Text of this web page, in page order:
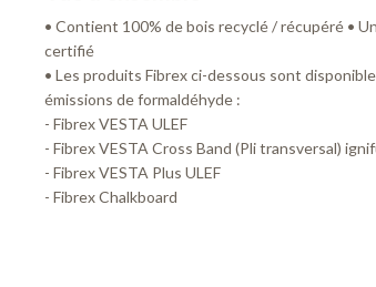
• Contient 100% de bois recyclé / récupéré •
certifié
• Les produits Fibrex ci-dessous sont
émissions de formaldéhyde :
- Fibrex VESTA ULEF
- Fibrex VESTA Cross Band (Pli transversal)
- Fibrex VESTA Plus ULEF
- Fibrex Chalkboard